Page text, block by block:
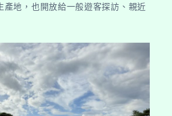
產地，也開放給一般遊客探訪、親近